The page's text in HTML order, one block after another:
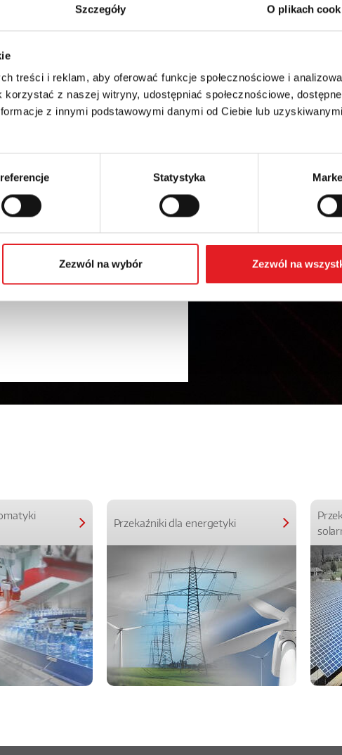
Szczegóły O plikach
treści i reklam, aby oferować funkcje społecznościowe i
z naszej witryny, udostępniać społecznościowe,
z innymi podstawowymi danymi od Ciebie lub
Statystyka
Zezwól na wybór Zezwól na
przez Relpol S.A. Więcej informacji na
*
Przekaźniki dla energetyki